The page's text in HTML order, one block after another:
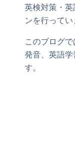
英検対策・
ンを行ってい
このブログで
発音、英語学
す。